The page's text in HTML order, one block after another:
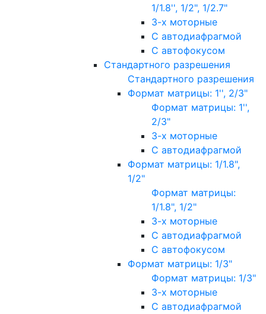
1/1.8'', 1/2", 1/2.7"
3-х моторные
С автодиафрагмой
С автофокусом
Стандартного разрешения
Стандартного разрешения
Формат матрицы: 1'', 2/3"
Формат матрицы: 1'',
2/3"
3-х моторные
С автодиафрагмой
Формат матрицы: 1/1.8",
1/2"
Формат матрицы:
1/1.8", 1/2"
3-х моторные
С автодиафрагмой
С автофокусом
Формат матрицы: 1/3"
Формат матрицы: 1/3"
3-х моторные
С автодиафрагмой